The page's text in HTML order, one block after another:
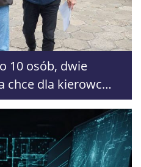
10 osób, dwie
chce dla kierowcy
walczy o jej